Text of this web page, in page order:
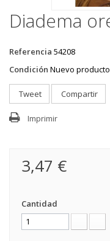
Diadema
Referencia 54208
Condición Nuevo producto
Tweet Compartir
Imprimir
3,47 €
Cantidad